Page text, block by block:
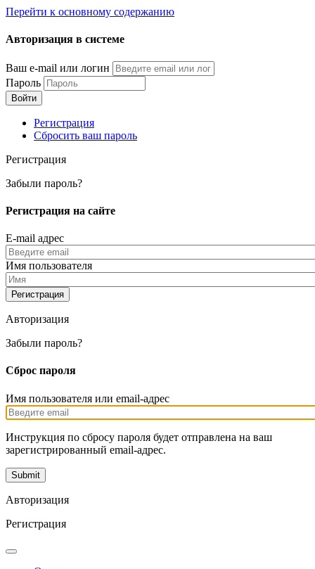
Перейти к основному содержанию
Авторизация в системе
Ваш e-mail или логин
Пароль
Регистрация
Сбросить ваш пароль
Регистрация
Забыли пароль?
Регистрация на сайте
E-mail адрес
Имя пользователя
Авторизация
Забыли пароль?
Сброс пароля
Имя пользователя или email-адрес
Инструкция по сбросу пароля будет отправлена на ваш
зарегистрированный email-адрес.
Авторизация
Регистрация